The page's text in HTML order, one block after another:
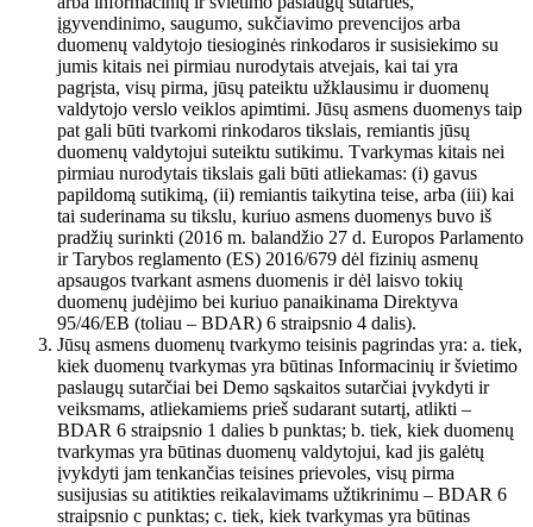
įgyvendinimo, saugumo, sukčiavimo prevencijos arba
duomenų valdytojo tiesioginės rinkodaros ir susisiekimo su
jumis kitais nei pirmiau nurodytais atvejais, kai tai yra
pagrįsta, visų pirma, jūsų pateiktu užklausimu ir duomenų
valdytojo verslo veiklos apimtimi. Jūsų asmens duomenys taip
pat gali būti tvarkomi rinkodaros tikslais, remiantis jūsų
duomenų valdytojui suteiktu sutikimu. Tvarkymas kitais nei
pirmiau nurodytais tikslais gali būti atliekamas: (i) gavus
papildomą sutikimą, (ii) remiantis taikytina teise, arba (iii) kai
tai suderinama su tikslu, kuriuo asmens duomenys buvo iš
pradžių surinkti (2016 m. balandžio 27 d. Europos Parlamento
ir Tarybos reglamento (ES) 2016/679 dėl fizinių asmenų
apsaugos tvarkant asmens duomenis ir dėl laisvo tokių
duomenų judėjimo bei kuriuo panaikinama Direktyva
95/46/EB (toliau – BDAR) 6 straipsnio 4 dalis).
Jūsų asmens duomenų tvarkymo teisinis pagrindas yra: a. tiek,
kiek duomenų tvarkymas yra būtinas Informacinių ir švietimo
paslaugų sutarčiai bei Demo sąskaitos sutarčiai įvykdyti ir
veiksmams, atliekamiems prieš sudarant sutartį, atlikti –
BDAR 6 straipsnio 1 dalies b punktas; b. tiek, kiek duomenų
tvarkymas yra būtinas duomenų valdytojui, kad jis galėtų
įvykdyti jam tenkančias teisines prievoles, visų pirma
susijusias su atitikties reikalavimams užtikrinimu – BDAR 6
straipsnio c punktas; c. tiek, kiek tvarkymas yra būtinas